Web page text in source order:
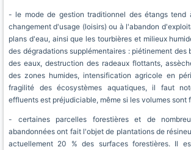
- le mode de gestion traditionnel des étangs tend
changement d'usage (loisirs) ou à l'abandon
plans d'eau, ainsi que les tourbières et milieux
des dégradations supplémentaires : piétinement des
des eaux, destruction des radeaux flottants,
des zones humides, intensification agricole en
fragilité des écosystèmes aquatiques, il faut
effluents est préjudiciable, même si les volumes sont
- certaines parcelles forestières et de
abandonnées ont fait l'objet de plantations de
actuellement 20 % des surfaces forestières. Il